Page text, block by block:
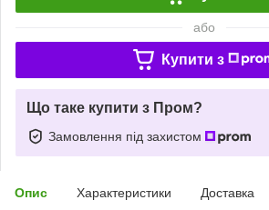
або
Купити з
Що таке купити з Пром?
Замовлення під захистом
Опис Характеристики Доставка